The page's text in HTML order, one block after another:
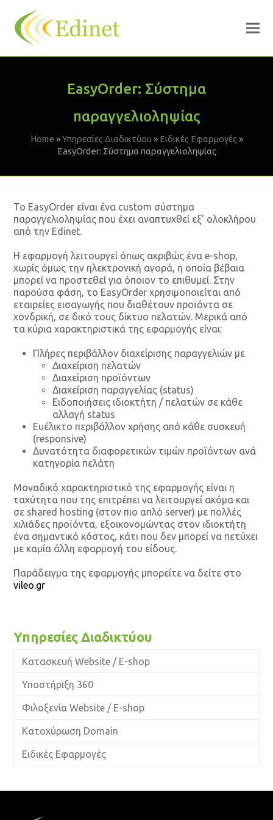
EasyOrder: Σύστημα
παραγγελιοληψίας
Home »Υπηρεσίες Διαδικτύου » Ειδικές Εφαρμογές »
EasyOrder: Σύστημα παραγγελιοληψίας
To EasyOrder είναι ένα custom σύστημα
παραγγελιοληψίας που έχει αναπτυχθεί εξ’ ολοκλήρου
από την Edinet.
Η εφαρμογή λειτουργεί όπως ακριβώς ένα e-shop,
χωρίς όμως την ηλεκτρονική αγορά, η οποία βέβαια
μπορεί να προστεθεί για όποιον το επιθυμεί. Στην
παρούσα φάση, το EasyOrder χρησιμοποιείται από
εταιρείες εισαγωγής που διαθέτουν προϊόντα σε
χονδρική, σε δικό τους δίκτυο πελατών. Μερικά από
τα κύρια χαρακτηριστικά της εφαρμογής είναι:
Πλήρες περιβάλλον διαχείρισης παραγγελιών με
Διαχείριση πελατών
Διαχείριση προϊόντων
Διαχείριση παραγγελίας (status)
Ειδοποιήσεις ιδιοκτήτη / πελατών σε κάθε
αλλαγή status
Ευέλικτο περιβάλλον χρήσης από κάθε συσκευή
(responsive)
Δυνατότητα διαφορετικών τιμών προϊόντων ανά
κατηγορία πελάτη
Μοναδικό χαρακτηριστικό της εφαρμογής είναι η
ταχύτητα που της επιτρέπει να λειτουργεί ακόμα και
σε shared hosting (στον πιο απλό server) με πολλές
χιλιάδες προϊόντα, εξοικονομώντας στον ιδιοκτήτη
ένα σημαντικό κόστος, κάτι που δεν μπορεί να πετύχει
με καμία άλλη εφαρμογή του είδους.
Παράδειγμα της εφαρμογής μπορείτε να δείτε στο
vileo.gr
Υπηρεσίες Διαδικτύου
Κατασκευή Website / E-shop
Υποστήριξη 360
Φιλοξενία Website / E-shop
Κατοχύρωση Domain
Ειδικές Εφαρμογές